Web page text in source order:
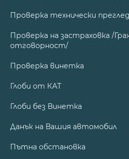
Проверка технически
Проверка на застраховка /
отговорност/
Проверка винетка
Глоби от КАТ
Глоби без Винетка
Данък на Вашия автомобил
Пътна обстановка